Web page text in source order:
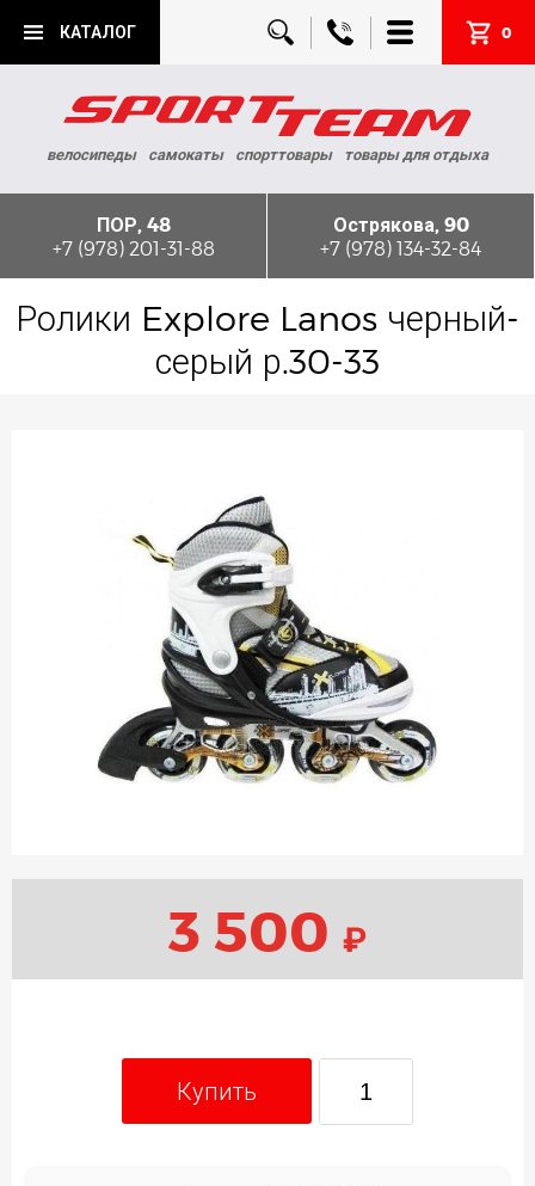
КАТАЛОГ 0
велосипеды самокаты спорттовары товары для отдыха
ПОР, 48
+7 (978) 201-31-88
Острякова, 90
+7 (978) 134-32-84
Ролики Explore Lanos черный-
серый р.30-33
3 500 ₽
Купить